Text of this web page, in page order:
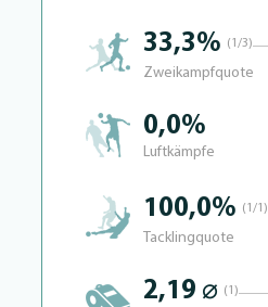
33,3% (1/3)
Zweikampfquote
0,0%
Luftkämpfe
100,0% (1/1)
Tacklingquote
2,19 ⌀ (1)